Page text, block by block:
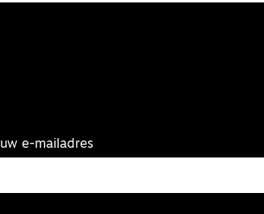
uw e-mailadres